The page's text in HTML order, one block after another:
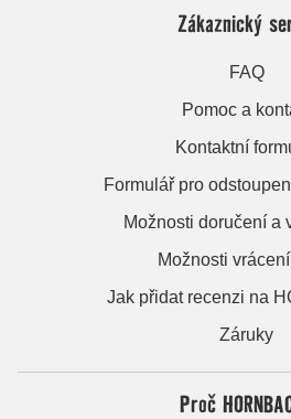
Zákaznický
FAQ
Pomoc a
Kontaktní
Formulář pro
Možnosti doručení a
Možnosti
Jak přidat recenzi na
Záruky
Proč